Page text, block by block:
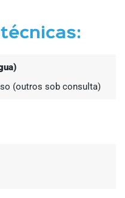
(outros sob consulta)